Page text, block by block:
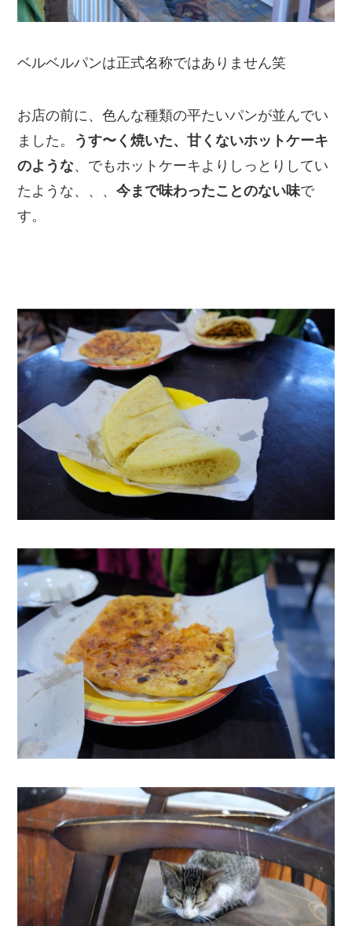
ベルベルパンは正式名称ではありません笑
お店の前に、色んな種類の平たいパンが並んでい
ました。
うす〜く焼いた、甘くないホットケーキ
のような、でもホットケーキよりしっとりしてい
たような、、、今まで味わったことのない味で
す。